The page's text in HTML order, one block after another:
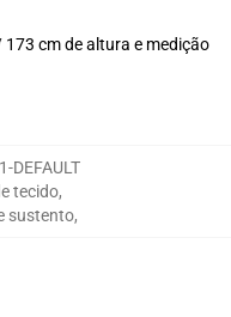
cm de altura e medição
DEFAULT
tecido,
sustento,